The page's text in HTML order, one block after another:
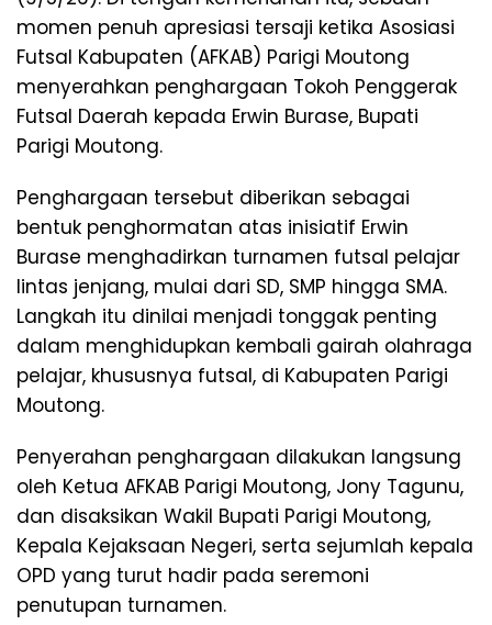
momen penuh apresiasi tersaji ketika Asosiasi
Futsal Kabupaten (AFKAB) Parigi Moutong
menyerahkan penghargaan Tokoh Penggerak
Futsal Daerah kepada Erwin Burase, Bupati
Parigi Moutong.
Penghargaan tersebut diberikan sebagai
bentuk penghormatan atas inisiatif Erwin
Burase menghadirkan turnamen futsal pelajar
lintas jenjang, mulai dari SD, SMP hingga SMA.
Langkah itu dinilai menjadi tonggak penting
dalam menghidupkan kembali gairah olahraga
pelajar, khususnya futsal, di Kabupaten Parigi
Moutong.
Penyerahan penghargaan dilakukan langsung
oleh Ketua AFKAB Parigi Moutong, Jony Tagunu,
dan disaksikan Wakil Bupati Parigi Moutong,
Kepala Kejaksaan Negeri, serta sejumlah kepala
OPD yang turut hadir pada seremoni
penutupan turnamen.